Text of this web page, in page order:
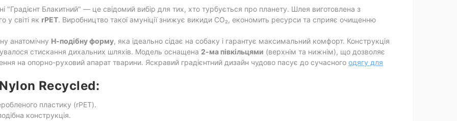
"Градієнт Блакитний" — це свідомий вибір для тих, хто турбується про планету. Шлея виготовлена з
у світі як rPET. Виробництво такої амуніції знижує викиди CO₂, економить ресурси та сприяє очищенню
анатомічну Н-подібну форму, яка ідеально сідає на собаку і гарантує максимальний комфорт. Конструкція
стискання дихальних шляхів. Модель оснащена 2-ма півкільцями (верхнім та нижнім), що дозволяє
на опорно-руховий апарат тварини. Яскравий градієнтний дизайн чудово пасує до сучасного одягу для
Recycled:
пластику (rPET).
конструкція.